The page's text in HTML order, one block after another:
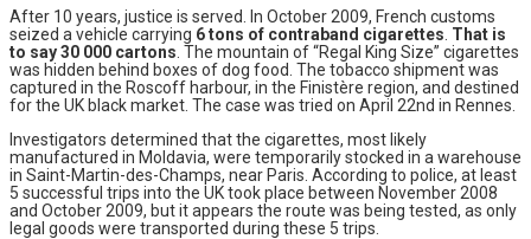
After 10 years, justice is served. In October 2009, French customs
seized a vehicle carrying 6 tons of contraband cigarettes That is
to say 30 000 cartons . The mountain of “Regal King Size” cigarettes
was hidden behind boxes of dog food. The tobacco shipment was
captured in the Roscoff harbour, in the Finistère region, and destined
for the UK black market. The case was tried on April 22nd in Rennes.
Investigators determined that the cigarettes, most likely
manufactured in Moldavia, were temporarily stocked in a warehouse
in Saint-Martin-des-Champs, near Paris. According to police, at least
5 successful trips into the UK took place between November 2008
and October 2009, but it appears the route was being tested, as only
legal goods were transported during these 5 trips.